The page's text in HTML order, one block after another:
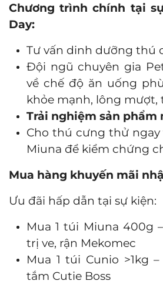
Chương trình chính tại
Day:
Tư vấn dinh dưỡng thú
Đội ngũ chuyên gia
về chế độ ăn uống
khỏe mạnh, lông mượt,
Trải nghiệm sản phẩm
Cho thú cưng thử ngay
Miuna để kiểm chứng
Mua hàng khuyến mãi
Ưu đãi hấp dẫn tại sự kiện:
Mua 1 túi Miuna 400g
trị ve, rận Mekomec
Mua 1 túi Cunio >1kg
tắm Cutie Boss